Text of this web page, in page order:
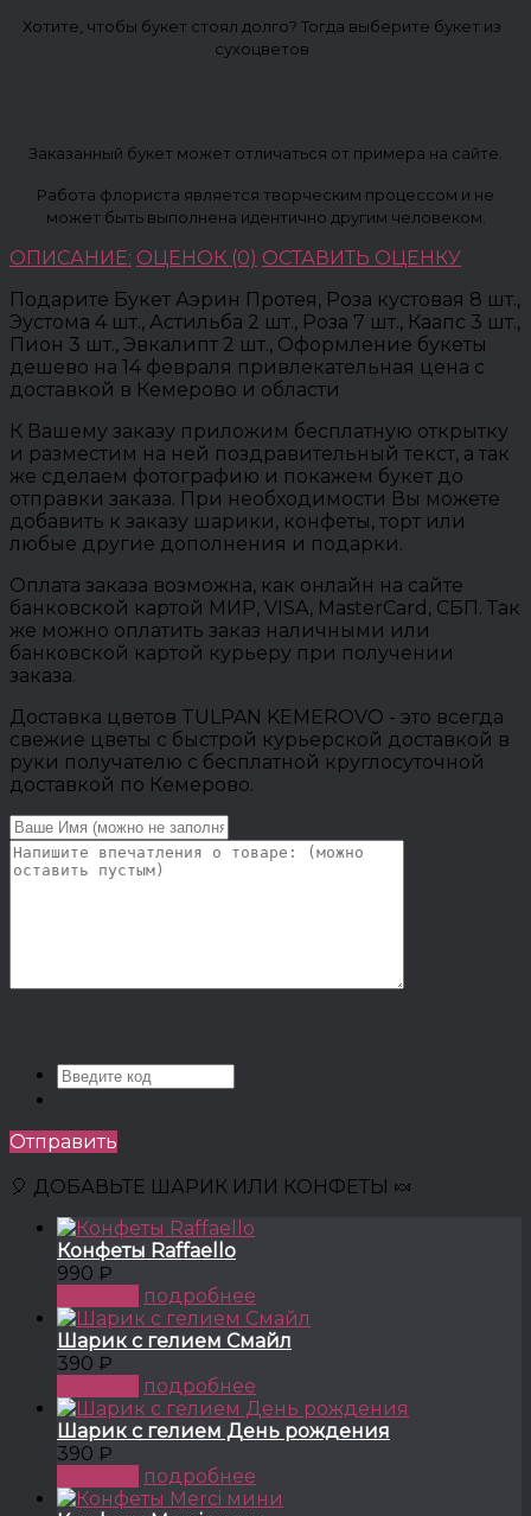
Хотите, чтобы букет стоял долго? Тогда выберите букет из
сухоцветов
Заказанный букет может отличаться от примера на сайте.
Работа флориста является творческим процессом и не
может быть выполнена идентично другим человеком.
ОПИСАНИЕ: ОЦЕНОК (0) ОСТАВИТЬ ОЦЕНКУ
Подарите Букет Аэрин Протея, Роза кустовая 8 шт.,
Эустома 4 шт., Астильба 2 шт., Роза 7 шт., Каапс 3 шт.,
Пион 3 шт., Эвкалипт 2 шт., Оформление букеты
дешево на 14 февраля привлекательная цена с
доставкой в Кемерово и области
К Вашему заказу приложим бесплатную открытку
и разместим на ней поздравительный текст, а так
же сделаем фотографию и покажем букет до
отправки заказа. При необходимости Вы можете
добавить к заказу шарики, конфеты, торт или
любые другие дополнения и подарки.
Оплата заказа возможна, как онлайн на сайте
банковской картой МИР, VISA, MasterCard, СБП. Так
же можно оплатить заказ наличными или
банковской картой курьеру при получении
заказа.
Доставка цветов TULPAN KEMEROVO - это всегда
свежие цветы с быстрой курьерской доставкой в
руки получателю с бесплатной круглосуточной
доставкой по Кемерово.
Отправить
🎈 ДОБАВЬТЕ ШАРИК ИЛИ КОНФЕТЫ 🍬
Конфеты Raffaello
990 ₽
подробнее
Шарик с гелием Смайл
390 ₽
подробнее
Шарик с гелием День рождения
390 ₽
подробнее